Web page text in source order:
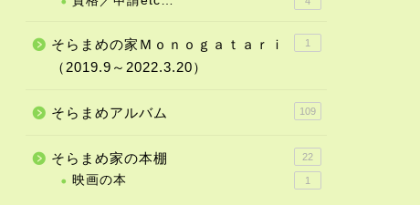
そらまめの家Ｍｏｎｏｇａｔａｒｉ
（2019.9～2022.3.20）
1
そらまめアルバム 109
そらまめ家の本棚 22
映画の本 1